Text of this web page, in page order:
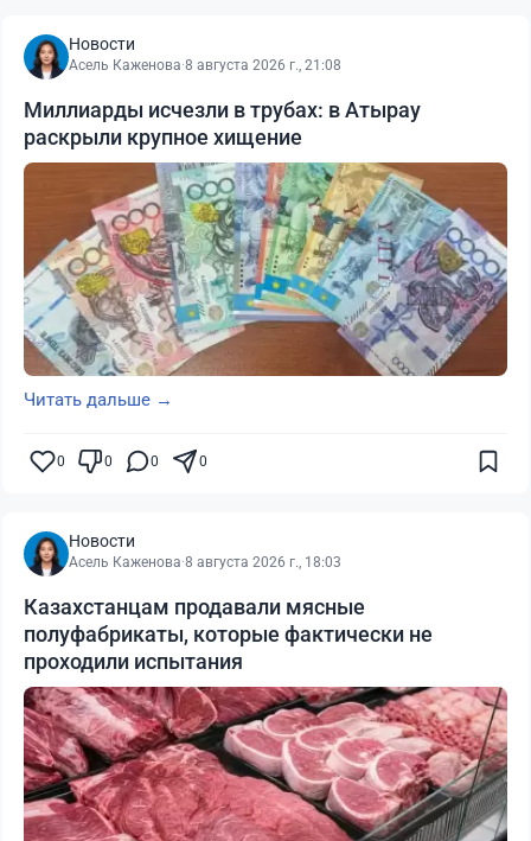
Новости
Асель Каженова·8 августа 2026 г., 21:08
Миллиарды исчезли в трубах: в Атырау
раскрыли крупное хищение
Читать дальше →
0 0 0 0
Новости
Асель Каженова·8 августа 2026 г., 18:03
Казахстанцам продавали мясные
полуфабрикаты, которые фактически не
проходили испытания